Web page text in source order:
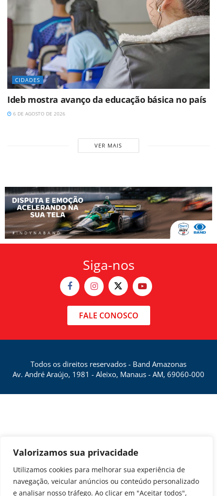
Valorizamos sua privacidade
Utilizamos cookies para melhorar sua experiência de
navegação, veicular anúncios ou conteúdo personalizado
e analisar nosso tráfego. Ao clicar em "Aceitar todos",
CIDADES
Ideb mostra avanço da educação básica no país
6 DE AGOSTO DE 2026
VER MAIS
Siga-nos
FALE CONOSCO
Todos os direitos reservados - Band Amazonas
Av. André Araújo, 1981 - Aleixo, Manaus - AM, 69060-000